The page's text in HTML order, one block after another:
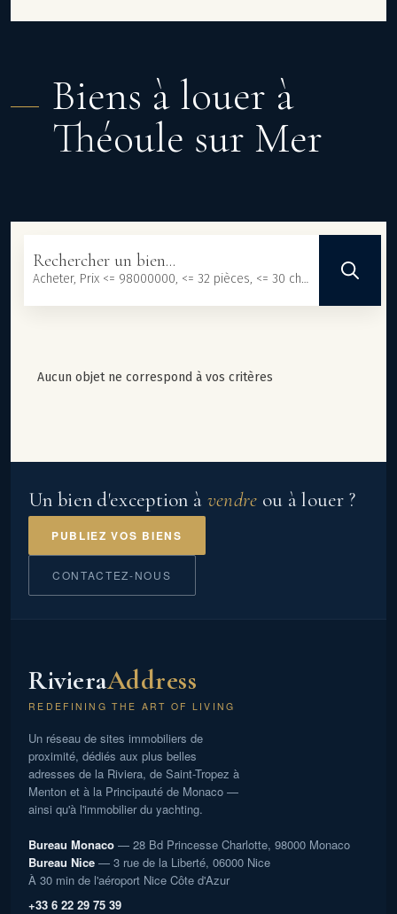
possible d’ajouter une quatrième chambre. Classe
énergie : C (140 kw) - Classe climat : A (5 kg) / montant
estimé des dépenses annuelles d'énergie pour un usage
standard : entre 1137€ et 1539€ (année de référence
Biens à louer à
Théoule sur Mer
Rechercher un bien...
Acheter, Prix <= 98000000, <= 32 pièces, <= 30 chambres, <= 101233 m², <= 3000000 m²
Aucun objet ne correspond à vos critères
Un bien d'exception à vendre ou à louer ?
PUBLIEZ VOS BIENS
CONTACTEZ-NOUS
RivieraAddress
REDEFINING THE ART OF LIVING
Un réseau de sites immobiliers de
proximité, dédiés aux plus belles
adresses de la Riviera, de Saint-Tropez à
Menton et à la Principauté de Monaco —
ainsi qu'à l'immobilier du yachting.
Bureau Monaco — 28 Bd Princesse Charlotte, 98000 Monaco
Bureau Nice — 3 rue de la Liberté, 06000 Nice
À 30 min de l'aéroport Nice Côte d'Azur
+33 6 22 29 75 39